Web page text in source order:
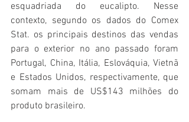
esquadriada do eucalipto. Nesse
contexto, segundo os dados do Comex
Stat. os principais destinos das vendas
para o exterior no ano passado foram
Portugal, China, Itália, Eslováquia, Vietnã
e Estados Unidos, respectivamente, que
somam mais de US$143 milhões do
produto brasileiro.